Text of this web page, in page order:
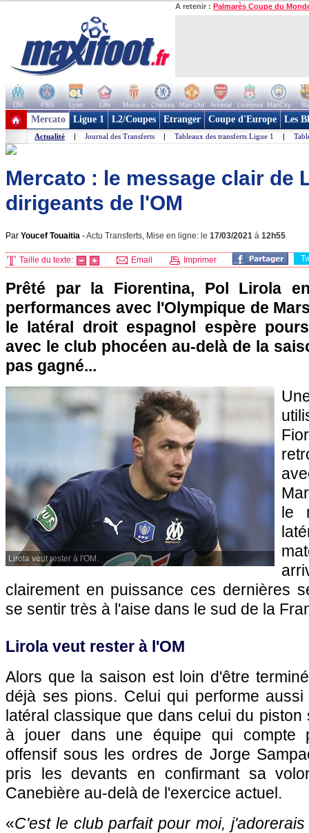
A retenir : Palmarès Coupe du
OM PSG Lyon Lille Monaco Chelsea Man Utd Arsenal Liverpool ManCity
+ de clubs
Mercato Ligue 1 L2/Coupes Etranger Coupe d'Europe Les
Actualité | Journal des Transferts | Tableaux des transferts Ligue 1 |
Mercato : le message clair de
dirigeants de l'OM
Par Youcef Touaitia -Actu Transferts, Mise en ligne: le 17/03/2021 à 12h55
Taille du texte: Email Imprimer
Prêté par la Fiorentina, Pol Lirola
performances avec l'Olympique de
le latéral droit espagnol espère
avec le club phocéen au-delà de la
pas gagné...
Lirola veut rester à l'OM.
le
clairement en puissance ces dernières
se sentir très à l'aise dans le sud de la
Lirola veut rester à l'OM
Alors que la saison est loin d'être
déjà ses pions. Celui qui performe
latéral classique que dans celui du
à jouer dans une équipe qui compte
offensif sous les ordres de Jorge
pris les devants en confirmant sa
Canebière au-delà de l'exercice actuel.
«C'est le club parfait pour moi,